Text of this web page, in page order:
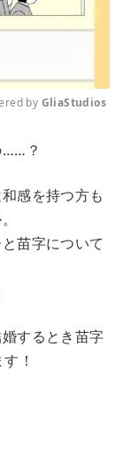
e
by GliaStudios
……？
感を持つ方も
苗字について
するとき苗字
！